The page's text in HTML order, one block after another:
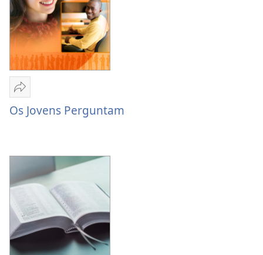
Partilhar
Os
Jovens
Os Jovens Perguntam